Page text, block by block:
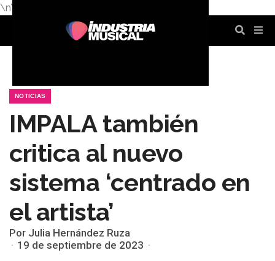
\n\n
NOTICIAS
IMPALA también
critica al nuevo
sistema ‘centrado en
el artista’
Por Julia Hernández Ruza
19 de septiembre de 2023